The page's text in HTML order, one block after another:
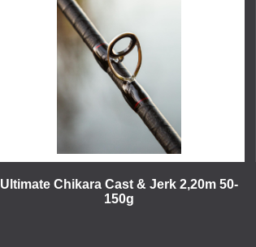
Ultimate Chikara Cast & Jerk 2,20m 50-
150g